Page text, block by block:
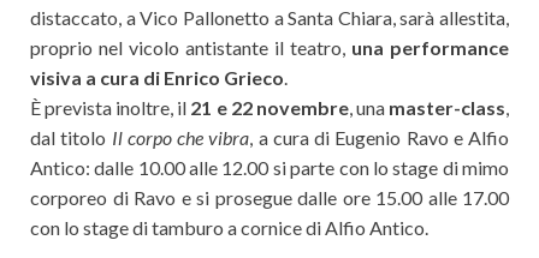
distaccato, a Vico Pallonetto a Santa Chiara, sarà allestita,
proprio nel vicolo antistante il teatro, una performance
visiva a cura di Enrico Grieco
È prevista inoltre, il 21 e 22 novembre, una master-class
dal titolo Il corpo che vibra , a cura di Eugenio Ravo e Alfio
Antico: dalle 10.00 alle 12.00 si parte con lo stage di mimo
corporeo di Ravo e si prosegue dalle ore 15.00 alle 17.00
con lo stage di tamburo a cornice di Alfio Antico.